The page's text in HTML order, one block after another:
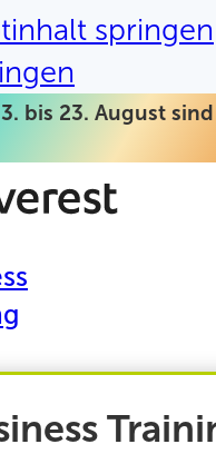
springen
bis 23. August